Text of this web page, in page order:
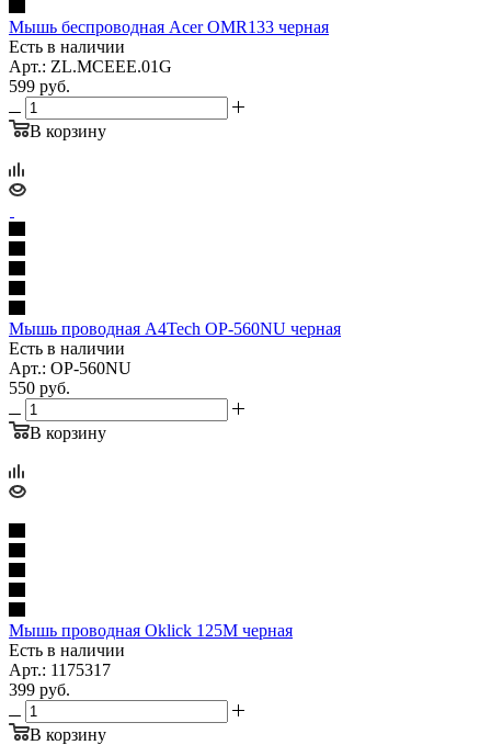
Мышь беспроводная Acer OMR133 черная
Есть в наличии
Арт.: ZL.MCEEE.01G
599 руб.
В корзину
Мышь проводная A4Tech OP-560NU черная
Есть в наличии
Арт.: OP-560NU
550 руб.
В корзину
Мышь проводная Oklick 125M черная
Есть в наличии
Арт.: 1175317
399 руб.
В корзину